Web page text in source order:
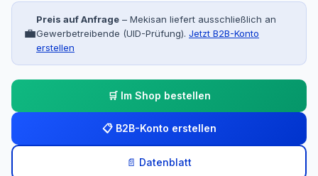
💼
Preis auf Anfrage – Mekisan liefert ausschließlich an
Gewerbetreibende (UID-Prüfung). Jetzt B2B-Konto
erstellen
🛒 Im Shop bestellen
📋 B2B-Konto erstellen
📄 Datenblatt